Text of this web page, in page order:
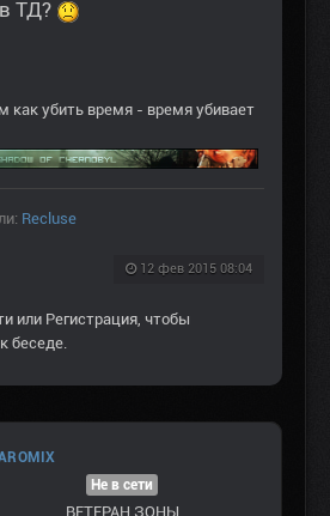
ТД?
убить время - время убивает
Recluse
12 фев 2015 08:04
или Регистрация, чтобы
беседе.
Не в сети
ВЕТЕРАН ЗOНЫ